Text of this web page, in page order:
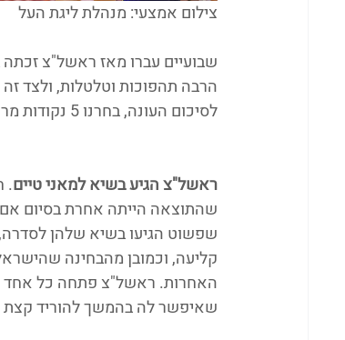
צילום אמצעי: מנהלת ליגת העל
שבועיים עברו מאז ראשל"צ
הרבה תהפוכות וטלטלות, ולצד
לסיכום העונה, בחרנו 5 נקודות מרכזיות ששוות איזכור, פלוס עוד חצי נקודה לסיום. הכתוב הינו טור דעה.
ראשל"צ הגיע בשיא למאני טיים.
שהתוצאה הייתה אחרת בסיום
שפשוט הגיעו בשיא שלהן לסדרה,
קליעה, וכמובן מהבחינה
שאיפשר לה בהמשך להוריד